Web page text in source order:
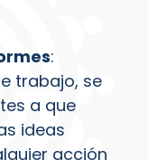
:
trabajo, se
a que
ideas
acción